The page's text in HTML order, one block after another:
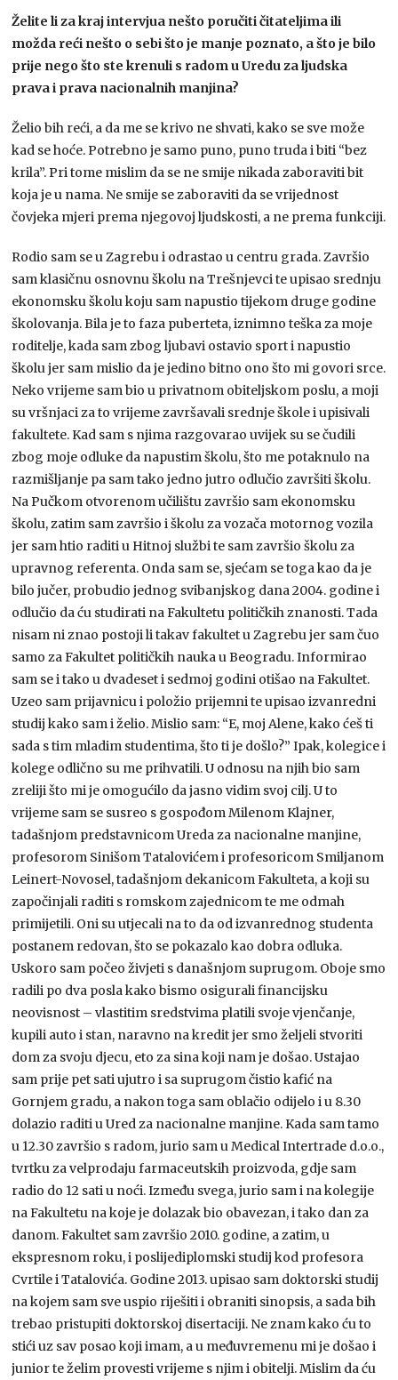
Želite li za kraj intervjua nešto poručiti čitateljima ili
možda reći nešto o sebi što je manje poznato, a što je bilo
prije nego što ste krenuli s radom u Uredu za ljudska
prava i prava nacionalnih manjina?
Želio bih reći, a da me se krivo ne shvati, kako se sve može
kad se hoće. Potrebno je samo puno, puno truda i biti “bez
krila”. Pri tome mislim da se ne smije nikada zaboraviti bit
koja je u nama. Ne smije se zaboraviti da se vrijednost
čovjeka mjeri prema njegovoj ljudskosti, a ne prema funkciji.
Rodio sam se u Zagrebu i odrastao u centru grada. Završio
sam klasičnu osnovnu školu na Trešnjevci te upisao srednju
ekonomsku školu koju sam napustio tijekom druge godine
školovanja. Bila je to faza puberteta, iznimno teška za moje
roditelje, kada sam zbog ljubavi ostavio sport i napustio
školu jer sam mislio da je jedino bitno ono što mi govori srce.
Neko vrijeme sam bio u privatnom obiteljskom poslu, a moji
su vršnjaci za to vrijeme završavali srednje škole i upisivali
fakultete. Kad sam s njima razgovarao uvijek su se čudili
zbog moje odluke da napustim školu, što me potaknulo na
razmišljanje pa sam tako jedno jutro odlučio završiti školu.
Na Pučkom otvorenom učilištu završio sam ekonomsku
školu, zatim sam završio i školu za vozača motornog vozila
jer sam htio raditi u Hitnoj službi te sam završio školu za
upravnog referenta. Onda sam se, sjećam se toga kao da je
bilo jučer, probudio jednog svibanjskog dana 2004. godine i
odlučio da ću studirati na Fakultetu političkih znanosti. Tada
nisam ni znao postoji li takav fakultet u Zagrebu jer sam čuo
samo za Fakultet političkih nauka u Beogradu. Informirao
sam se i tako u dvadeset i sedmoj godini otišao na Fakultet.
Uzeo sam prijavnicu i položio prijemni te upisao izvanredni
studij kako sam i želio. Mislio sam: “E, moj Alene, kako ćeš ti
sada s tim mladim studentima, što ti je došlo?” Ipak, kolegice i
kolege odlično su me prihvatili. U odnosu na njih bio sam
zreliji što mi je omogućilo da jasno vidim svoj cilj. U to
vrijeme sam se susreo s gospođom Milenom Klajner,
tadašnjom predstavnicom Ureda za nacionalne manjine,
profesorom Sinišom Tatalovićem i profesoricom Smiljanom
Leinert-Novosel, tadašnjom dekanicom Fakulteta, a koji su
započinjali raditi s romskom zajednicom te me odmah
primijetili. Oni su utjecali na to da od izvanrednog studenta
postanem redovan, što se pokazalo kao dobra odluka.
Uskoro sam počeo živjeti s današnjom suprugom. Oboje smo
radili po dva posla kako bismo osigurali financijsku
neovisnost – vlastitim sredstvima platili svoje vjenčanje,
kupili auto i stan, naravno na kredit jer smo željeli stvoriti
dom za svoju djecu, eto za sina koji nam je došao. Ustajao
sam prije pet sati ujutro i sa suprugom čistio kafić na
Gornjem gradu, a nakon toga sam oblačio odijelo i u 8.30
dolazio raditi u Ured za nacionalne manjine. Kada sam tamo
u 12.30 završio s radom, jurio sam u Medical Intertrade d.o.o.,
tvrtku za velprodaju farmaceutskih proizvoda, gdje sam
radio do 12 sati u noći. Između svega, jurio sam i na kolegije
na Fakultetu na koje je dolazak bio obavezan, i tako dan za
danom. Fakultet sam završio 2010. godine, a zatim, u
ekspresnom roku, i poslijediplomski studij kod profesora
Cvrtile i Tatalovića. Godine 2013. upisao sam doktorski studij
na kojem sam sve uspio riješiti i obraniti sinopsis, a sada bih
trebao pristupiti doktorskoj disertaciji. Ne znam kako ću to
stići uz sav posao koji imam, a u međuvremenu mi je došao i
junior te želim provesti vrijeme s njim i obitelji. Mislim da ću